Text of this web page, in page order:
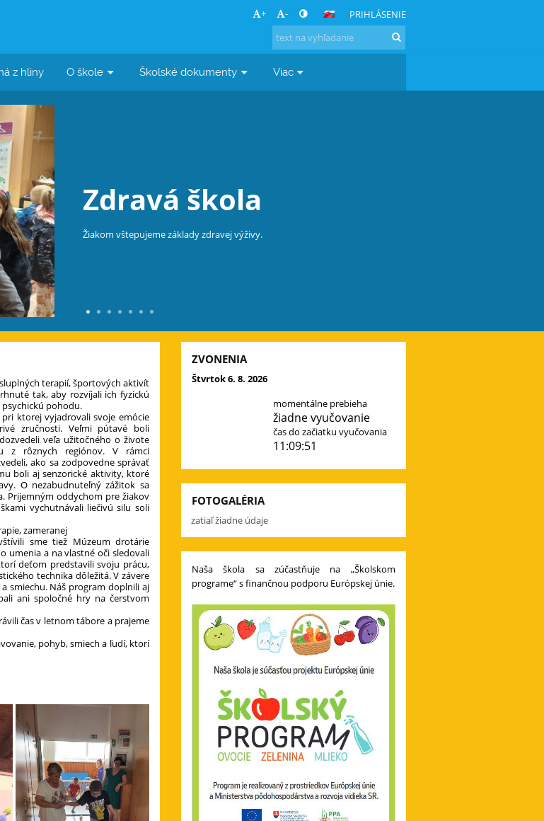
+ - PRIHLÁSENIE
z hliny O škole Školské dokumenty Viac
Snoezelen
terapeutickú metódu, ktorá sa realizuje v obzvlášť príjemnom a upravenom
terapií, športových aktivít
tak, aby rozvíjali ich fyzickú
pohodu.
ktorej vyjadrovali svoje emócie
zručnosti. Veľmi pútavé boli
veľa užitočného o živote
z rôznych regiónov. V rámci
ako sa zodpovedne správať
boli aj senzorické aktivity, ktoré
O nezabudnuteľný zážitok sa
Prijemným oddychom pre žiakov
vychutnávali liečivú silu soli
zameranej
sme tiež Múzeum drotárie
umenia a na vlastné oči sledovali
deťom predstavili svoju prácu,
technika dôležitá. V závere
smiechu. Náš program doplnili aj
ani spoločné hry na čerstvom
čas v letnom tábore a prajeme
pohyb, smiech a ľudí, ktorí
ZVONENIA
Štvrtok 6. 8. 2026
momentálne prebieha
žiadne vyučovanie
čas do začiatku vyučovania
11:09:49
FOTOGALÉRIA
zatiaľ žiadne údaje
Naša škola sa zúčastňuje na „Školskom
programe“ s finančnou podporu Európskej únie.